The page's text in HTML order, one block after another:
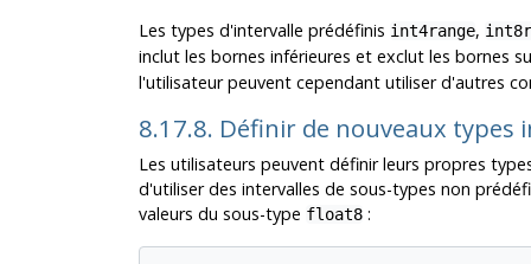
Les types d'intervalle prédéfinis int4range,
inclut les bornes inférieures et exclut les bornes
l'utilisateur peuvent cependant utiliser d'autres
8.17.8. Définir de nouveaux types
Les utilisateurs peuvent définir leurs propres
d'utiliser des intervalles de sous-types non
valeurs du sous-type float8: